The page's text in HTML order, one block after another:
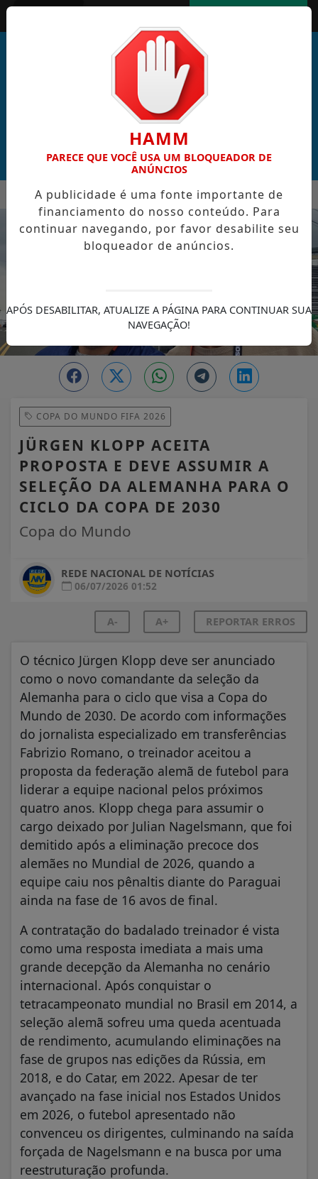
DE CABO VERDE VENCE ELEIÇÃO DO GOL MAIS BONITO DA
EM ALTA
MENU
COPA DO MUNDO FIFA 2026
JÜRGEN KLOPP ACEITA
PROPOSTA E DEVE ASSUMIR A
SELEÇÃO DA ALEMANHA PARA O
CICLO DA COPA DE 2030
Copa do Mundo
REDE NACIONAL DE NOTÍCIAS
06/07/2026 01:52
A- A+ REPORTAR ERROS
O técnico Jürgen Klopp deve ser anunciado
como o novo comandante da seleção da
Alemanha para o ciclo que visa a Copa do
Mundo de 2030. De acordo com informações
do jornalista especializado em transferências
Fabrizio Romano, o treinador aceitou a
proposta da federação alemã de futebol para
liderar a equipe nacional pelos próximos
quatro anos. Klopp chega para assumir o
cargo deixado por Julian Nagelsmann, que foi
demitido após a eliminação precoce dos
alemães no Mundial de 2026, quando a
equipe caiu nos pênaltis diante do Paraguai
ainda na fase de 16 avos de final.
A contratação do badalado treinador é vista
como uma resposta imediata a mais uma
grande decepção da Alemanha no cenário
internacional. Após conquistar o
tetracampeonato mundial no Brasil em 2014, a
seleção alemã sofreu uma queda acentuada
de rendimento, acumulando eliminações na
fase de grupos nas edições da Rússia, em
2018, e do Catar, em 2022. Apesar de ter
avançado na fase inicial nos Estados Unidos
em 2026, o futebol apresentado não
convenceu os dirigentes, culminando na saída
forçada de Nagelsmann e na busca por uma
reestruturação profunda.
HAMM
PARECE QUE VOCÊ USA UM BLOQUEADOR DE
ANÚNCIOS
A publicidade é uma fonte importante de
financiamento do nosso conteúdo. Para
continuar navegando, por favor desabilite seu
bloqueador de anúncios.
APÓS DESABILITAR, ATUALIZE A PÁGINA PARA CONTINUAR SUA
NAVEGAÇÃO!